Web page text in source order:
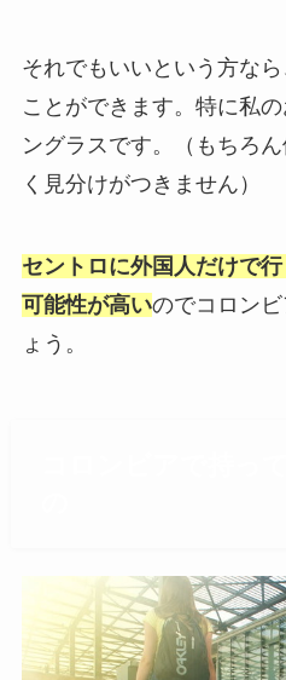
それでもいいという方な
ことができます。特に私
ングラスです。（もちろ
く見分けがつきません）
セントロに外国人だけで
可能性が高いのでコロン
ょう。